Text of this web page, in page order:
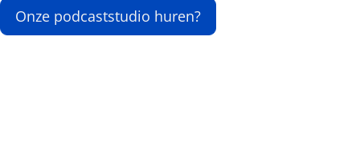
Onze podcaststudio huren?